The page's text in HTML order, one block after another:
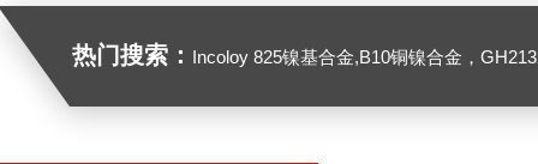
热门搜索： Incoloy 825镍基合金,B10铜镍合金，GH2132高温合金，C276